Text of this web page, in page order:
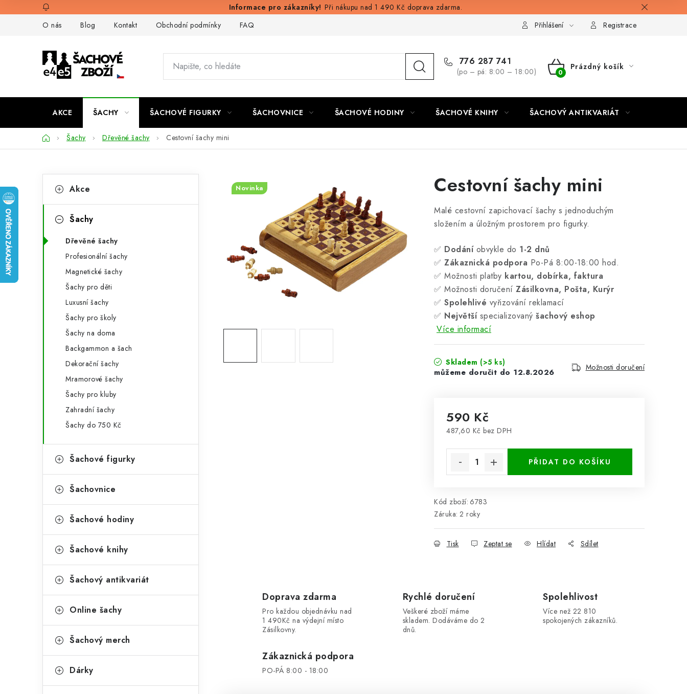
na
Při nákupu nad 1 490 Kč doprava zdarma.
O nás
Blog Kontakt Obchodní podmínky FAQ Přihlášení Registrace
776 287 741
(po – pá: 8:00 – 18:00)
NÁKUPNÍ
Prázdný košík
AKCE ŠACHY ŠACHOVÉ FIGURKY ŠACHOVNICE ŠACHOVÉ HODINY ŠACHOVÉ KNIHY ŠACHOVÝ ANTIKVARIÁT
DomůŠachy Dřevěné šachy Cestovní šachy mini
o
t
kategorie
a
e
g
Akce
Šachy
Dřevěné šachy
Profesionální šachy
Magnetické šachy
Šachy pro děti
Luxusní šachy
Šachy pro školy
Šachy na doma
Backgammon a šach
Dekorační šachy
Mramorové šachy
Šachy pro kluby
Zahradní šachy
Šachy do 750 Kč
Šachové figurky
Šachovnice
Šachové hodiny
Šachové knihy
Šachový antikvariát
Online šachy
Šachový merch
Dárky
Cestovní šachy mini
Malé cestovní zapichovací šachy s jednoduchým
složením a úložným prostorem pro figurky.
✅ Dodáníobvykle do 1-2 dnů
✅ Zákaznická podpora Po-Pá 8:00-18:00 hod.
✅ Možnosti platby kartou, dobírka, faktura
✅ Možnosti doručení Zásilkovna, Pošta, Kurýr
✅ Spolehlivé vyřizování reklamací
✅ Největšíspecializovaný šachový eshop
Více informací
Skladem (>5 ks)
12.8.2026 Možnosti doručení
590 Kč
487,60 Kč bez DPH
PŘIDAT DO KOŠÍKU
Kód zboží: 6783
Záruka: 2 roky
Tisk Zeptat se Hlídat Sdílet
Novinka
Doprava zdarma
Pro každou objednávku nad
1 490Kč na výdejní místo
Zásilkovny.
Rychlé doručení
Veškeré zboží máme
skladem. Dodáváme do 2
dnů.
Spolehlivost
Více než 22 810
spokojených zákazníků.
Zákaznická podpora
PO-PÁ 8:00 - 18:00